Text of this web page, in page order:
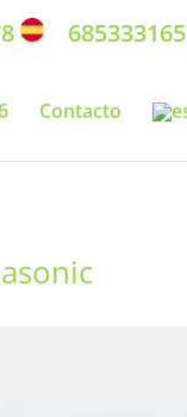
685333165
Contacto